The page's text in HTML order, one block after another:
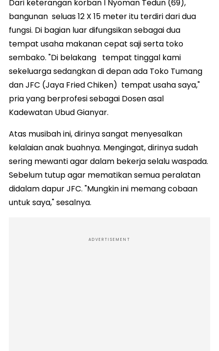
Dari keterangan korban I Nyoman Tedun (69),
bangunan seluas 12 X 15 meter itu terdiri dari dua
fungsi. Di bagian luar difungsikan sebagai dua
tempat usaha makanan cepat saji serta toko
sembako. "Di belakang tempat tinggal kami
sekeluarga sedangkan di depan ada Toko Tumang
dan JFC (Jaya Fried Chiken) tempat usaha saya,"
pria yang berprofesi sebagai Dosen asal
Kadewatan Ubud Gianyar.
Atas musibah ini, dirinya sangat menyesalkan
kelalaian anak buahnya. Mengingat, dirinya sudah
sering mewanti agar dalam bekerja selalu waspada.
Sebelum tutup agar mematikan semua peralatan
didalam dapur JFC. "Mungkin ini memang cobaan
untuk saya," sesalnya.
ADVERTISEMENT